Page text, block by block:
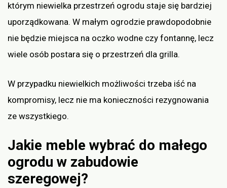
którym niewielka przestrzeń ogrodu staje się bardziej
uporządkowana. W małym ogrodzie prawdopodobnie
nie będzie miejsca na oczko wodne czy fontannę, lecz
wiele osób postara się o przestrzeń dla grilla.
W przypadku niewielkich możliwości trzeba iść na
kompromisy, lecz nie ma konieczności rezygnowania
ze wszystkiego.
Jakie meble wybrać do małego
ogrodu w zabudowie
szeregowej?